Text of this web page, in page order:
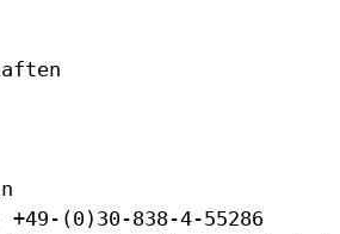
(0)30-838-4-55286